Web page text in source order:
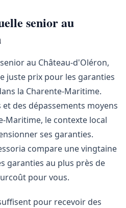
senior au
au Château-d'Oléron,
juste prix pour les garanties
la Charente-Maritime.
et des dépassements moyens
Maritime, le contexte local
ses garanties.
compare une vingtaine
garanties au plus près de
pour vous.
pour recevoir des